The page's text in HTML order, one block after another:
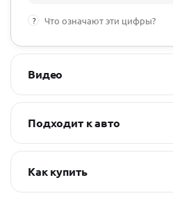
? Что означают эти цифры?
Видео
Подходит к авто
Как купить